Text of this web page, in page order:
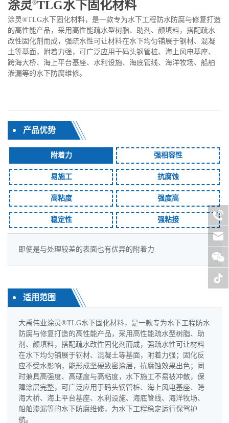
涂灵®TLG水下固化材料
涂灵®TLG水下固化材料，是一款专为水下工程防水防腐与修复打造
的高性能产品，采用高性能疏水型树脂、助剂、颜填料，搭配疏水
改性固化剂而成，强疏水性可让材料在水下均匀铺展于钢材、混凝
土等基面，附着力强，可广泛应用于码头钢管桩、海上风电基座、
跨海大桥、海上平台基座、水利设施、海底管线、海洋牧场、船舶
渗漏等的水下防腐维修。
产品优势
附着力 强相容性
易施工 抗腐蚀
高粘度 强度高
稳定性 强粘接
即使是与处理较差的表面也有优异的附着力
适用范围
大禹伟业涂灵®TLG水下固化材料，是一款专为水下工程防水
防腐与修复打造的高性能产品，采用高性能疏水型树脂、助
剂、颜填料，搭配疏水改性固化剂而成，强疏水性可让材料
在水下均匀铺展于钢材、混凝土等基面，附着力强；固化反
应不受水影响，能形成坚硬致密涂层，抗腐蚀效果出色；同
时兼具高强度、高硬度与高粘度，水下施工不易被冲散，保
障涂层完整，可广泛应用于码头钢管桩、海上风电基座、跨
海大桥、海上平台基座、水利设施、海底管线、海洋牧场、
船舶渗漏等的水下防腐维修，为水下工程稳定运行保驾护
航。